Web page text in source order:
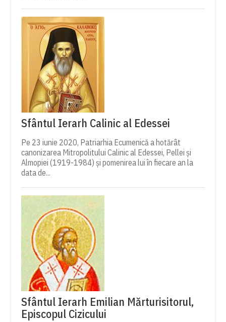
Sfântul Ierarh Calinic al Edessei
Pe 23 iunie 2020, Patriarhia Ecumenică a hotărât
canonizarea Mitropolitului Calinic al Edessei, Pellei și
Almopiei (1919-1984) și pomenirea lui în fiecare an la
data de...
Sfântul Ierarh Emilian Mărturisitorul,
Episcopul Cizicului